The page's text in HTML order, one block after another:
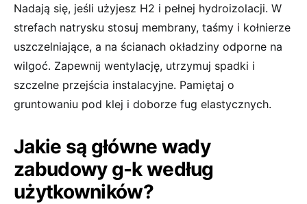
Nadają się, jeśli użyjesz H2 i pełnej hydroizolacji. W
strefach natrysku stosuj membrany, taśmy i kołnierze
uszczelniające, a na ścianach okładziny odporne na
wilgoć. Zapewnij wentylację, utrzymuj spadki i
szczelne przejścia instalacyjne. Pamiętaj o
gruntowaniu pod klej i doborze fug elastycznych.
Jakie są główne wady
zabudowy g-k według
użytkowników?